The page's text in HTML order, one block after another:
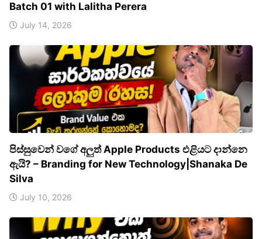
Batch 01 with Lalitha Perera
July 14, 2026
පිස්සුවෙන් වගේ අලුත් Apple Products එළියට දාන්නෙ
ඇයි? – Branding for New Technology|Shanaka De
Silva
July 10, 2026